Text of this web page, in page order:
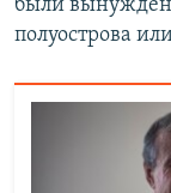
были
полуострова